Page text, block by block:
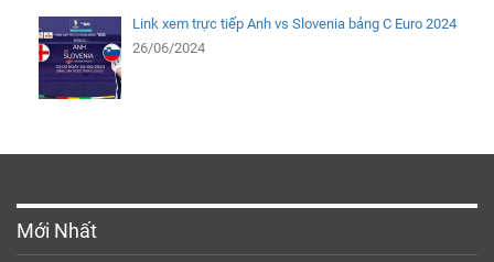
Link xem trực tiếp Anh vs Slovenia bảng C Euro 2024
26/06/2024
Mới Nhất